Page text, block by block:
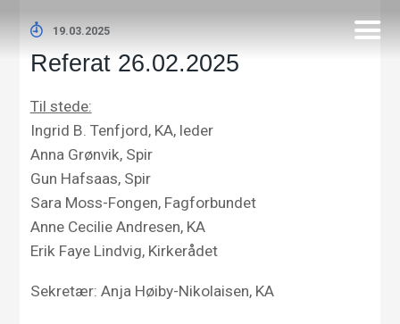
19.03.2025
Referat 26.02.2025
Til stede:
Ingrid B. Tenfjord, KA, leder
Anna Grønvik, Spir
Gun Hafsaas, Spir
Sara Moss-Fongen, Fagforbundet
Anne Cecilie Andresen, KA
Erik Faye Lindvig, Kirkerådet
Sekretær: Anja Høiby-Nikolaisen, KA